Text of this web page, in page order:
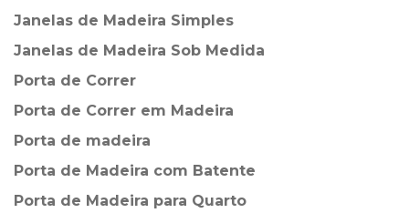
Janelas de Madeira Simples
Janelas de Madeira Sob Medida
Porta de Correr
Porta de Correr em Madeira
Porta de madeira
Porta de Madeira com Batente
Porta de Madeira para Quarto